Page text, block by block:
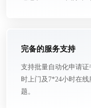
完备的服务支持
支持批量自动化申请
时上门及7*24小时在
题。